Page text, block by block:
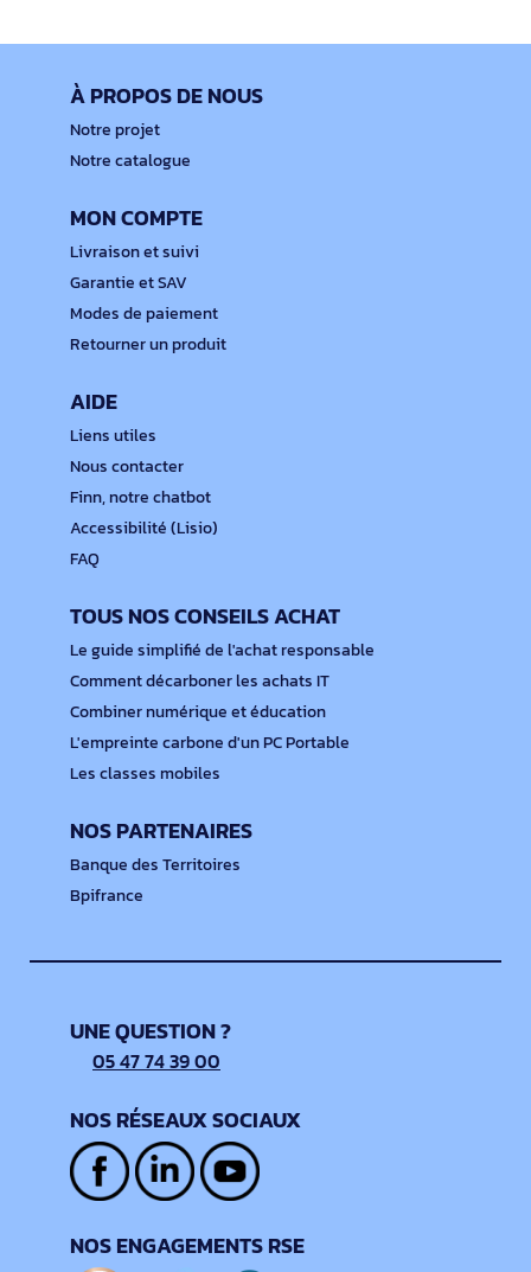
À PROPOS DE NOUS
Notre projet
Notre catalogue
MON COMPTE
Livraison et suivi
Garantie et SAV
Modes de paiement
Retourner un produit
AIDE
Liens utiles
Nous contacter
Finn, notre chatbot
Accessibilité (Lisio)
FAQ
TOUS NOS CONSEILS ACHAT
Le guide simplifié de l'achat responsable
Comment décarboner les achats IT
Combiner numérique et éducation
L'empreinte carbone d'un PC Portable
Les classes mobiles
NOS PARTENAIRES
Banque des Territoires
Bpifrance
UNE QUESTION ?
05 47 74 39 00
NOS RÉSEAUX SOCIAUX
NOS ENGAGEMENTS RSE